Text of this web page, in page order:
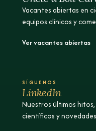
Vacantes abiertas en
equipos clínicos y
Ver vacantes abiertas
SÍGUENOS
LinkedIn
Nuestros últimos
científicos y